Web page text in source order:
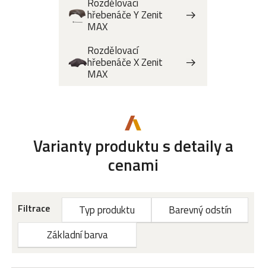
hřebenáče Y Zenit
MAX
Rozdělovací
hřebenáče X Zenit
MAX
Varianty produktu s detaily a
cenami
Filtrace Typ produktu
Barevný odstín
Základní barva